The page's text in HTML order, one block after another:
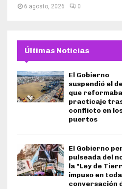
6 agosto, 2026 0
Últimas Noticias
El Gobierno
suspendió el
que
practicaje
conflicto en
puertos
El Gobierno
pulseada del
la "Ley de
impuso en
conversación